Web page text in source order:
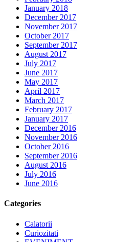
January 2018
December 2017
November 2017
October 2017
September 2017
August 2017
July 2017
June 2017
May 2017
April 2017
March 2017
February 2017
January 2017
December 2016
November 2016
October 2016
September 2016
August 2016
July 2016
June 2016
Categories
Calatorii
Curiozitati